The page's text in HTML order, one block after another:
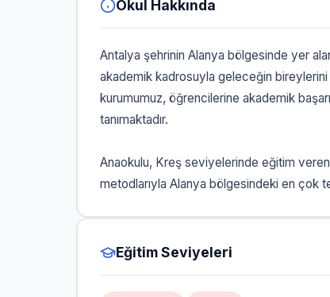
Okul Hakkında
Antalya şehrinin Alanya bölgesinde yer
akademik kadrosuyla geleceğin
kurumumuz, öğrencilerine akademik
tanımaktadır.
Anaokulu, Kreş seviyelerinde eğitim
metodlarıyla Alanya bölgesindeki en çok
Eğitim Seviyeleri